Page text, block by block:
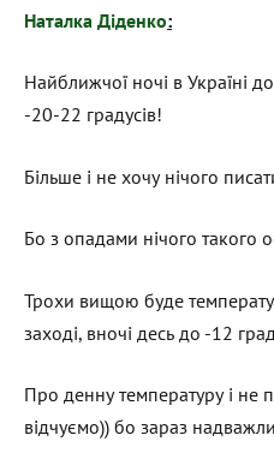
Наталка Діденко:
Найближчої ночі в Україні
-20-22 градусів!
Більше і не хочу нічого
Бо з опадами нічого такого
Трохи вищою буде
заході, вночі десь до -12
Про денну температуру і не
відчуємо)) бо зараз